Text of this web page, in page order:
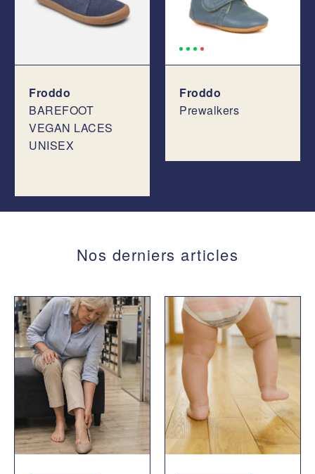
Froddo
BAREFOOT
VEGAN LACES
UNISEX
Froddo
Prewalkers
Nos derniers articles